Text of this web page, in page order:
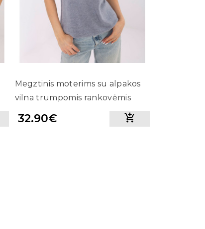
Megztinis moterims su alpakos
vilna trumpomis rankovėmis
32.90€